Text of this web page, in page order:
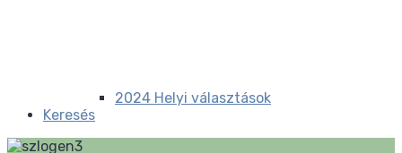
2024 Helyi választások
Keresés